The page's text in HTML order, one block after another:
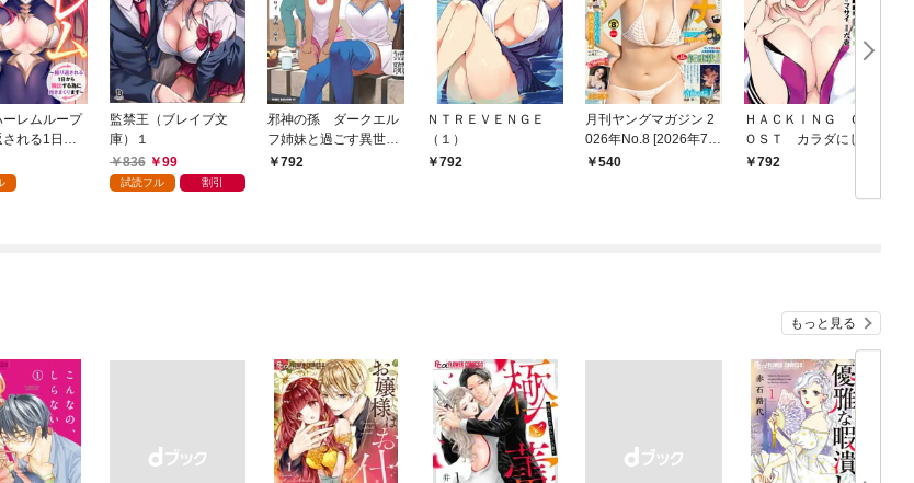
レムループ
れる1日か
為に抱きま
(1)
監禁王（ブレイブ文
庫）１
836
99
試読フル 割引
邪神の孫 ダークエル
フ姉妹と過ごす異世界
引きこもり生活（１）
792
ＮＴＲＥＶＥＮＧＥ
（１）
792
月刊ヤングマガジン 2
026年No.8 [2026年7月
16日発売]
540
ＨＡＣＫＩＮＧ ＧＨ
ＯＳＴ カラダにしか
価値のない学園（１）
792
もっと見る